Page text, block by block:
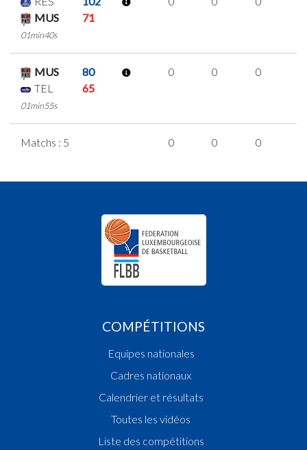
MUS
71
01min40s
MUS
80
TEL
65
01min55s
0 0 0
Matchs : 5 0 0 0
COMPÉTITIONS
Equipes nationales
Cadres nationaux
Calendrier et résultats
Toutes les vidéos
Liste des compétitions